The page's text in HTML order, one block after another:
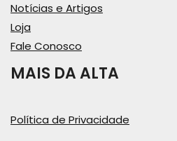
Notícias e Artigos
Loja
Fale Conosco
MAIS DA ALTA
Política de Privacidade